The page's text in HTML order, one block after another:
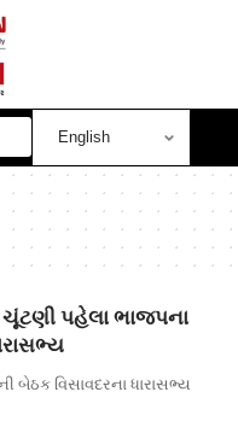
ચૂંટણી પહેલા ભાજપના
બેઠક વિસાવદરના ધારાસભ્ય